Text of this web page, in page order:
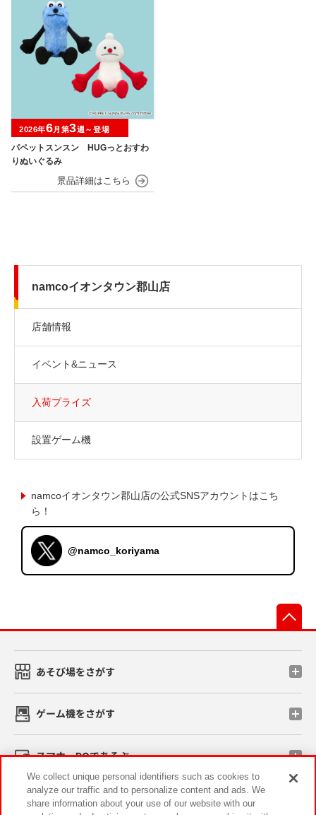
パペットスンスン HUGっとおすわ
りぬいぐるみ
2026年6月第3週～登場
namcoイオンタウン郡山店
店舗情報
イベント&ニュース
入荷プライズ
設置ゲーム機
namcoイオンタウン郡山店の公式SNSアカウントはこち
ら！
@namco_koriyama
あそび場をさがす
ゲーム機をさがす
スマホ・PCであそぶ
イベント・キャンペーン
We collect unique personal identifiers such as cookies to
analyze our traffic and to personalize content and ads. We
share information about your use of our website with our